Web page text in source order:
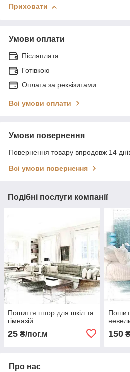
Приховати
Умови оплати
Післяплата
Готівкою
Оплата за реквізитами
Всі умови оплати
Умови повернення
Повернення товару впродовж 14
Всі умови повернення
Подібні послуги компанії
Пошиття штор для шкіл та
гімназій
25 ₴/пог.м 150
Про нас